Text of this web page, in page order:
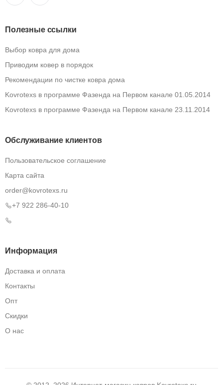
Полезные ссылки
Выбор ковра для дома
Приводим ковер в порядок
Рекомендации по чистке ковра дома
Kovrotexs в программе Фазенда на Первом канале 01.05.2014
Kovrotexs в программе Фазенда на Первом канале 23.11.2014
Обслуживание клиентов
Пользовательское соглашение
Карта сайта
order@kovrotexs.ru
+7 922 286-40-10
Информация
Доставка и оплата
Контакты
Опт
Скидки
О нас